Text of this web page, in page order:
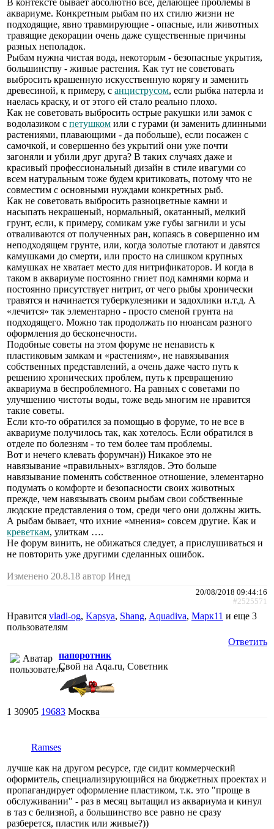
аквариуме. Конкретным рыбам по их стилю жизни не
подходящие, явно травмирующие - опасные, или животных
травящие декорации очень даже существенные причины
разных неполадок.
Рыбам нужна чистая вода, некоторым - безопасные укрытия,
большинству - живые растения. Как тут не советовать
выбросить крашенную искусственную корягу и заменить
древесиной, к примеру, с анциструсом, если рыбка натерла и
наелась краску, и от этого ей стало реально плохо.
Как не советовать выбросить острые ракушки или замок с
водолазиком с петушком или с гурами (и заменить длинными
растениями, плавающими - да побольше), если посажен с
самочкой, и совершенно без укрытий они уже почти
загоняли и убили друг друга? В таких случаях даже и
красивый профессиональный дизайн в стиле ивагуми со
всем натуральным тоже будем критиковать, потому что не
совместим с основными нуждами конкретных рыб.
Как не советовать выбросить разноцветные камни и
насыпать некрашеный, нормальный, окатанный, мелкий
грунт, если, к примеру, сомикам уже губы загнили и усы
отваливаются от полученных ран, копаясь в совершенно им
неподходящем грунте, или, когда золотые глотают и давятся
камушками до смерти, или просто на слишком крупных
камушках не хватает место для нитрификаторов. И когда в
таком в аквариуме постоянно гниет под камнями корма и
постоянно присутствует нитрит, от чего рыбы хронически
травятся и начинается туберкулезники и задохлики и.т.д. А
«лечится» так элементарно - просто сменой грунта на
подходящего. Можно так продолжать по нюансам разного
оформления до бесконечности.
Подобные советы на этом форуме не ненависть к
пластиковым замкам и «растениям», не навязывания
собственных представлений, а очень даже часто путь к
решению хронических проблем, путь к превращению
аквариума в беспроблемного. На равных с советами по
улучшению чистоты воды, тоже ведь многим не нравится
такие советы.
Если кто-то обратился за помощью в форуме, то не все в
аквариуме получилось так, как хотелось. Если обратился в
отделе по болезням - то тем более там проблемы.
Вот и нечего клевать форумчан)) Никакое это не
навязывание «правильных» взглядов. Это больше
навязывание поменять собственное отношение, элементарно
подумать о комфорте и безопасности своих животных
прежде, чем навязывать своим рыбам свои собственные
людские представления о том, среди чего они должны жить.
А рыбам бывает, что ихние «мнения» совсем другие. Как и
креветкам, улиткам ….
Не форум винить, не обижаться следует, а прислушиваться и
не повторить уже другими сделанных ошибок.
Изменено 20.8.18 автор Инед
20/08/2018 09:44:16
#2525571
Нравится vladi-og, Kapsya, Shang, Aquadiva, Марк11 и еще 3
пользователям
Ответить
папоротник
Свой на Aqa.ru, Советник
1 30905 19683 Москва
Ramses
лучше как на другом ресурсе, где сидит коммерческий
оформитель, специализирующийся на бюджетных проектах и
пропагандирует оформление пластиком, т.к. это "проще в
обслуживании" - раз в месяц вытащил из аквариума и кинул
в таз с белизной, а большинство все равно не сразу
разберется, пластик или живые?))